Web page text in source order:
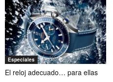
Especiales
El reloj adecuado… para ellas